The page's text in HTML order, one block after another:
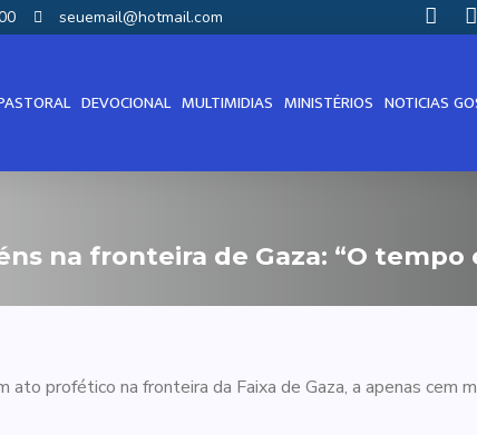
seuemail@hotmail.com
DEVOCIONAL MULTIMIDIAS MINISTÉRIOS NOTICIAS
na fronteira de Gaza: “O tempo
ato profético na fronteira da Faixa de Gaza, a apenas cem